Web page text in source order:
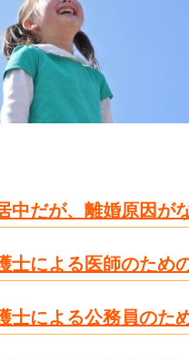
中だが、離婚原因が
士による医師のため
士による公務員のた